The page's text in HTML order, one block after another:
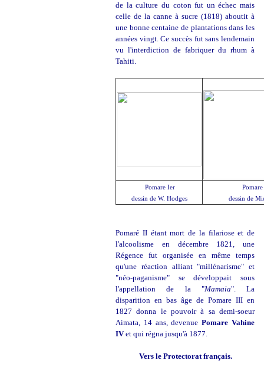
de la culture du coton fut un échec mais
celle de la canne à sucre (1818) aboutit à
une bonne centaine de plantations dans les
années vingt. Ce succès fut sans lendemain
vu l'interdiction de fabriquer du rhum à
Tahiti.
Pomare Ier
dessin de W. Hodges
dessin de
Pomaré II étant mort de la filariose et de
l'alcoolisme en décembre 1821, une
Régence fut organisée en même temps
qu'une réaction alliant "millénarisme" et
"néo-paganisme" se développait sous
l'appellation de la "Mamaia". La
disparition en bas âge de Pomare III en
1827 donna le pouvoir à sa demi-soeur
Aimata, 14 ans, devenuePomare Vahine
IVet qui régna jusqu'à 1877.
Vers le Protectorat français.